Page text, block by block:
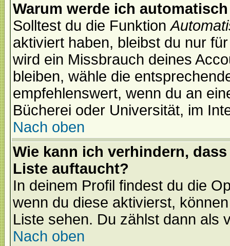
Warum werde ich
Solltest du die Funktion
aktiviert haben, bleibst du nur
wird ein Missbrauch deines
bleiben, wähle die
empfehlenswert, wenn du an
Bücherei oder Universität, im
Nach oben
Wie kann ich verhindern,
Liste auftaucht?
In deinem Profil findest du die
wenn du diese aktivierst,
Liste sehen. Du zählst dann als
Nach oben